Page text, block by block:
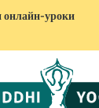
уроки